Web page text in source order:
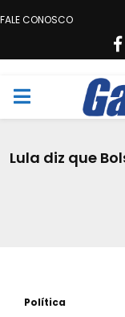
FALE CONOSCO
M
Lula diz que
Política